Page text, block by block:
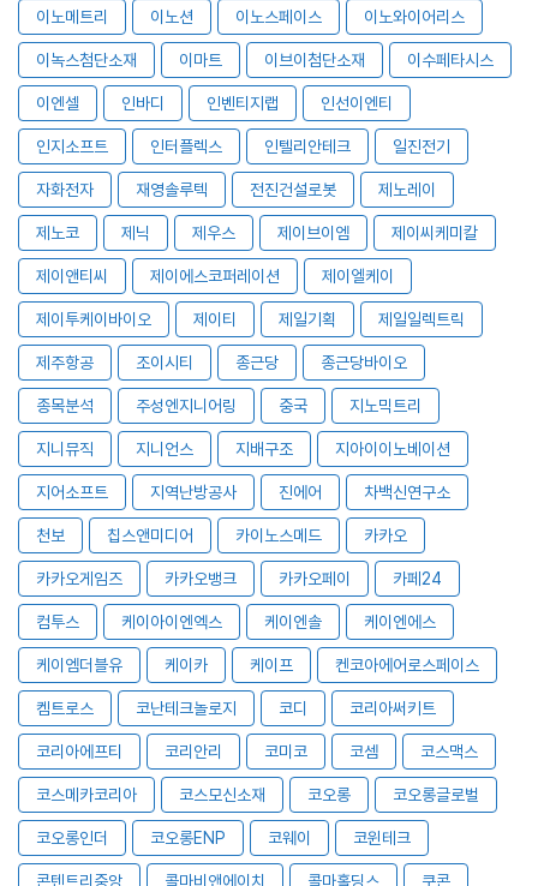
이노메트리 이노션 이노스페이스 이노와이어리스
이녹스첨단소재 이마트 이브이첨단소재 이수페타시스
이엔셀 인바디 인벤티지랩 인선이엔티
인지소프트 인터플렉스 인텔리안테크 일진전기
자화전자 재영솔루텍 전진건설로봇 제노레이
제노코 제닉 제우스 제이브이엠 제이씨케미칼
제이앤티씨 제이에스코퍼레이션 제이엘케이
제이투케이바이오 제이티 제일기획 제일일렉트릭
제주항공 조이시티 종근당 종근당바이오
종목분석 주성엔지니어링 중국 지노믹트리
지니뮤직 지니언스 지배구조 지아이이노베이션
지어소프트 지역난방공사 진에어 차백신연구소
천보 칩스앤미디어 카이노스메드 카카오
카카오게임즈 카카오뱅크 카카오페이 카페24
컴투스 케이아이엔엑스 케이엔솔 케이엔에스
케이엠더블유 케이카 케이프 켄코아에어로스페이스
켐트로스 코난테크놀로지 코디 코리아써키트
코리아에프티 코리안리 코미코 코셈 코스맥스
코스메카코리아 코스모신소재 코오롱 코오롱글로벌
코오롱인더 코오롱ENP 코웨이 코윈테크
콘텐트리중앙 콜마비앤에이치 콜마홀딩스 쿠콘